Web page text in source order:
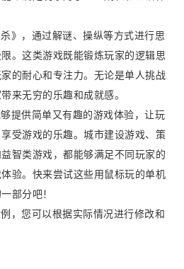
》，通过解谜、操纵等方式进行思
。这类游戏既能锻炼玩家的逻辑思
的耐心和专注力。无论是单人挑战
来无穷的乐趣和成就感。
提供简单又有趣的游戏体验，让玩
受游戏的乐趣。城市建设游戏、策
智类游戏，都能够满足不同玩家的
验。快来尝试这些用鼠标玩的单机
部分吧！
，您可以根据实际情况进行修改和